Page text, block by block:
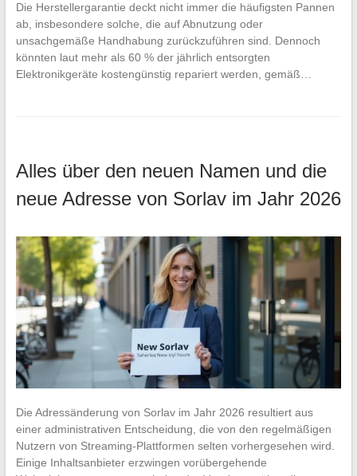
Die Herstellergarantie deckt nicht immer die häufigsten Pannen
ab, insbesondere solche, die auf Abnutzung oder
unsachgemäße Handhabung zurückzuführen sind. Dennoch
könnten laut mehr als 60 % der jährlich entsorgten
Elektronikgeräte kostengünstig repariert werden, gemäß…
Alles über den neuen Namen und die
neue Adresse von Sorlav im Jahr 2026
Die Adressänderung von Sorlav im Jahr 2026 resultiert aus
einer administrativen Entscheidung, die von den regelmäßigen
Nutzern von Streaming-Plattformen selten vorhergesehen wird.
Einige Inhaltsanbieter erzwingen vorübergehende